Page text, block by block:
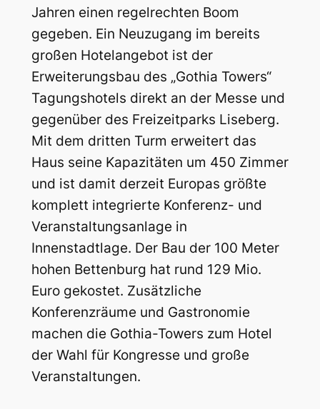
Jahren einen regelrechten Boom
gegeben. Ein Neuzugang im bereits
großen Hotelangebot ist der
Erweiterungsbau des „Gothia Towers“
Tagungshotels direkt an der Messe und
gegenüber des Freizeitparks Liseberg.
Mit dem dritten Turm erweitert das
Haus seine Kapazitäten um 450 Zimmer
und ist damit derzeit Europas größte
komplett integrierte Konferenz- und
Veranstaltungsanlage in
Innenstadtlage. Der Bau der 100 Meter
hohen Bettenburg hat rund 129 Mio.
Euro gekostet. Zusätzliche
Konferenzräume und Gastronomie
machen die Gothia-Towers zum Hotel
der Wahl für Kongresse und große
Veranstaltungen.